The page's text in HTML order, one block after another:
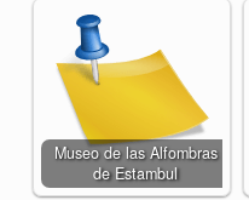
Museo de las Alfombras
de Estambul